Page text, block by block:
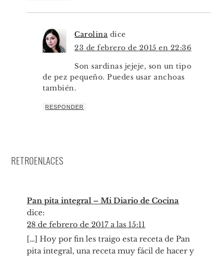
Carolina dice
23 de febrero de 2015 en 22:36
Son sardinas jejeje, son un tipo
de pez pequeño. Puedes usar anchoas
también.
RESPONDER
RETROENLACES
Pan pita integral – Mi Diario de Cocina
dice:
28 de febrero de 2017 a las 15:11
[…] Hoy por fin les traigo esta receta de Pan
pita integral, una receta muy fácil de hacer y